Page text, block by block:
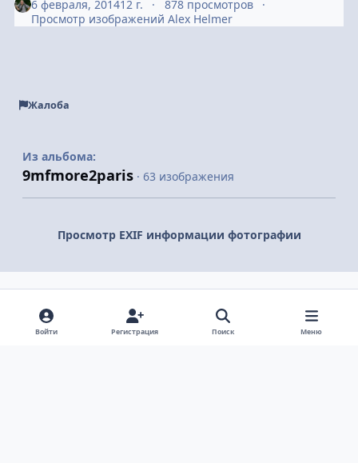
6 февраля, 201412 г.
878 просмотров
Просмотр изображений Alex Helmer
Жалоба
Из альбома:
9mfmore2paris · 63 изображения
Просмотр EXIF информации фотографии
Войти Регистрация Поиск Меню